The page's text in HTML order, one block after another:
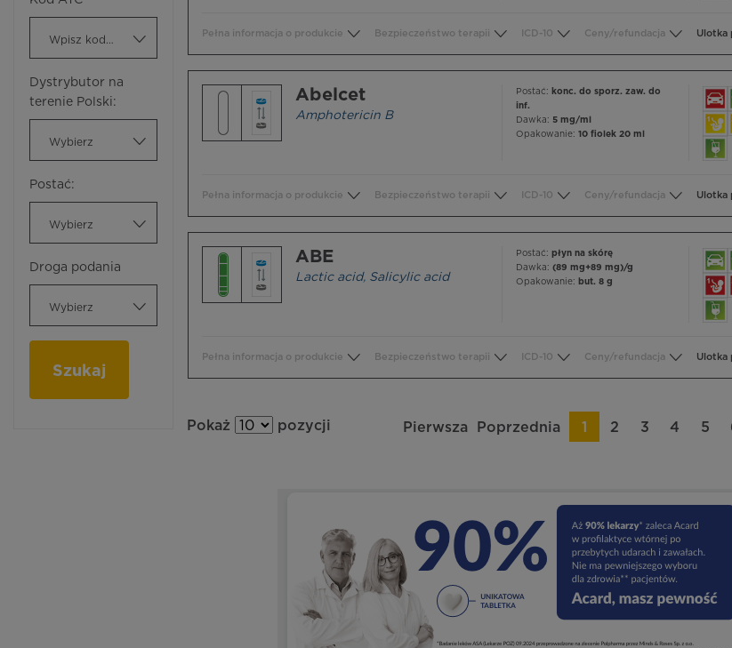
Dystrybutor na
terenie Polski:
Wybierz
Postać:
Wybierz
Droga podania
Wybierz
Szukaj
Pełna informacja o produkcie Bezpieczeństwo terapii ICD-10 Ceny/refundacja Ulotka
Abelcet
Amphotericin B
Postać: konc. do sporz. zaw. do
inf.
Dawka: 5 mg/ml
Opakowanie: 10 fiolek 20 ml
Pełna informacja o produkcie Bezpieczeństwo terapii ICD-10 Ceny/refundacja Ulotka
ABE
Lactic acid, Salicylic acid
Postać: płyn na skórę
Dawka: (89 mg+89 mg)/g
Opakowanie: but. 8 g
Pełna informacja o produkcie Bezpieczeństwo terapii ICD-10 Ceny/refundacja Ulotka
Pokaż pozycji Pierwsza Poprzednia 1 2 3 4 5